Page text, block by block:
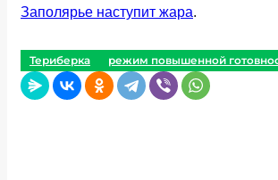
Заполярье наступит жара.
Териберка режим повышенной